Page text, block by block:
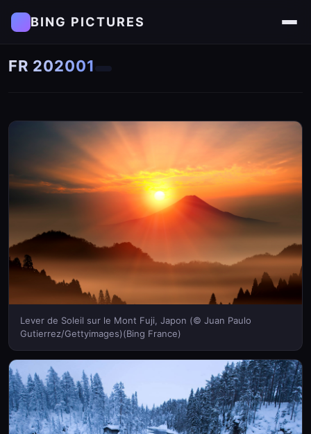
BING PICTURES
FR 202001
Lever de Soleil sur le Mont Fuji, Japon (© Juan Paulo
Gutierrez/Gettyimages)(Bing France)